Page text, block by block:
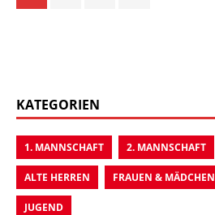
KATEGORIEN
1. MANNSCHAFT 2. MANNSCHAFT
ALTE HERREN FRAUEN & MÄDCHEN
JUGEND